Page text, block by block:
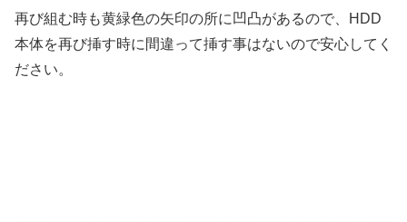
再び組む時も黄緑色の矢印の所に凹凸があるので、HDD
本体を再び挿す時に間違って挿す事はないので安心してく
ださい。